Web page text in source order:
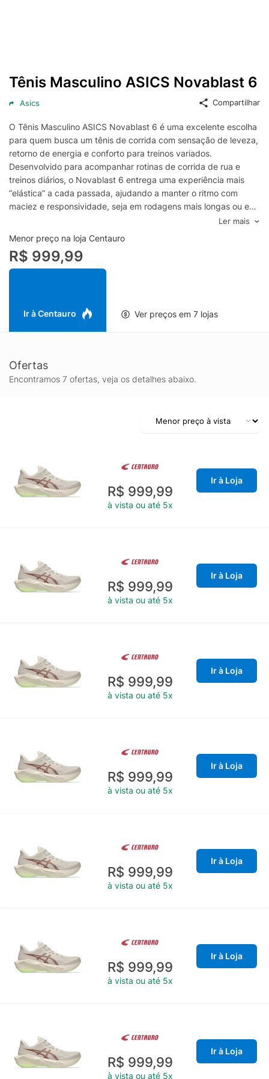
Tênis Masculino ASICS Novablast 6
Asics Compartilhar
O Tênis Masculino ASICS Novablast 6 é uma excelente escolha
para quem busca um tênis de corrida com sensação de leveza,
retorno de energia e conforto para treinos variados.
Desenvolvido para acompanhar rotinas de corrida de rua e
treinos diários, o Novablast 6 entrega uma experiência mais
“elástica” a cada passada, ajudando a manter o ritmo com
maciez e responsividade, seja em rodagens mais longas ou em
O cabedal prioriza ventilação e ajuste seguro ao pé,
favorecendo a respirabilidade e o conforto ao longo do uso,
enquanto o conjunto de entressola e solado foi pensado para
oferecer estabilidade compatível com a proposta do modelo e
versátil para rotina ativa, unindo visual esportivo e sensação de
Ler mais
Menor preço na loja Centauro
R$ 999,99
Ir à Centauro Ver preços em 7 lojas
Ofertas
Encontramos 7 ofertas, veja os detalhes abaixo.
R$ 999,99
à vista ou até 5x
Ir à Loja
R$ 999,99
à vista ou até 5x
Ir à Loja
R$ 999,99
à vista ou até 5x
Ir à Loja
R$ 999,99
à vista ou até 5x
Ir à Loja
R$ 999,99
à vista ou até 5x
Ir à Loja
R$ 999,99
à vista ou até 5x
Ir à Loja
R$ 999,99
à vista ou até 5x
Ir à Loja